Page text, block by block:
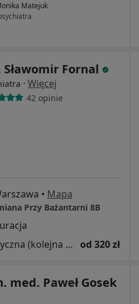
Matejuk
Sławomir Fornal
· Więcej
42 opinie
• Mapa
Przy Bażantarni 8B
Konsultacja psychiatryczna (kolejna wizyta) od 320 zł
med. Paweł Gosek